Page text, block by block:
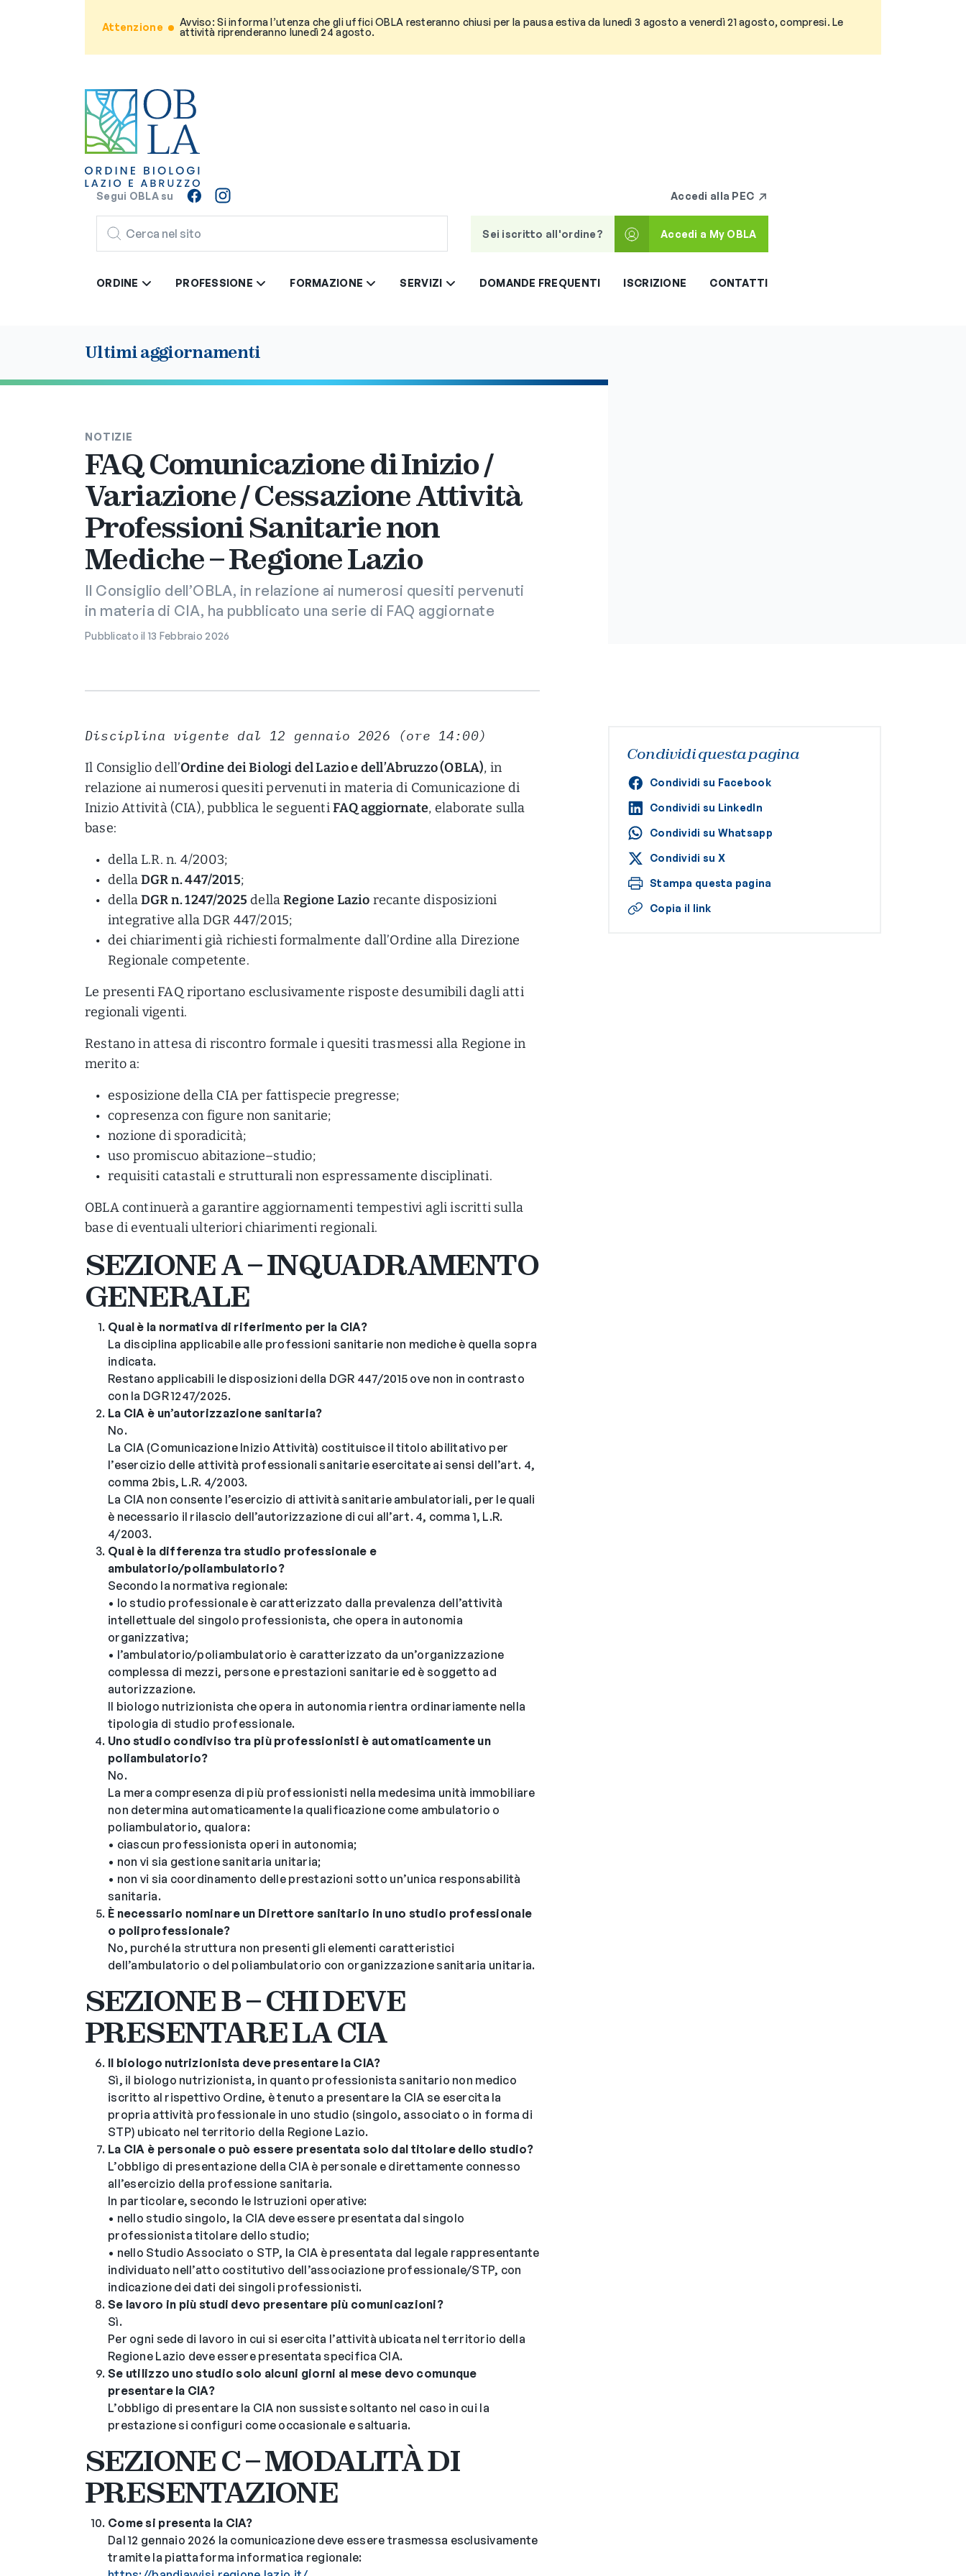
Attenzione
Avviso: Si informa l’utenza che gli uffici OBLA resteranno chiusi per la pausa estiva da lunedì 3 agosto a venerdì 21 agosto, compresi. Le
attività riprenderanno lunedì 24 agosto.
Segui OBLA su Accedi alla PEC
CERCA
Sei iscritto all'ordine?
Accedi a My OBLA
ORDINE PROFESSIONE FORMAZIONE SERVIZI DOMANDE FREQUENTI ISCRIZIONE CONTATTI
Ultimi aggiornamenti
NOTIZIE
FAQ Comunicazione di Inizio /
Variazione / Cessazione Attività
Professioni Sanitarie non
Mediche – Regione Lazio
Il Consiglio dell’OBLA, in relazione ai numerosi quesiti pervenuti
in materia di CIA, ha pubblicato una serie di FAQ aggiornate
Pubblicato il 13 Febbraio 2026
Disciplina vigente dal 12 gennaio 2026 (ore 14:00)
Il Consiglio dell’Ordine dei Biologi del Lazio e dell’Abruzzo (OBLA), in
relazione ai numerosi quesiti pervenuti in materia di Comunicazione di
Inizio Attività (CIA), pubblica le seguentiFAQ aggiornate, elaborate sulla
base:
della L.R. n. 4/2003;
dellaDGR n. 447/2015;
dellaDGR n. 1247/2025 dellaRegione Lazio recante disposizioni
integrative alla DGR 447/2015;
dei chiarimenti già richiesti formalmente dall’Ordine alla Direzione
Regionale competente.
Le presenti FAQ riportano esclusivamente risposte desumibili dagli atti
regionali vigenti.
Restano in attesa di riscontro formale i quesiti trasmessi alla Regione in
merito a:
esposizione della CIA per fattispecie pregresse;
copresenza con figure non sanitarie;
nozione di sporadicità;
uso promiscuo abitazione–studio;
requisiti catastali e strutturali non espressamente disciplinati.
OBLA continuerà a garantire aggiornamenti tempestivi agli iscritti sulla
base di eventuali ulteriori chiarimenti regionali.
SEZIONE A – INQUADRAMENTO
GENERALE
Qual è la normativa di riferimento per la CIA?
La disciplina applicabile alle professioni sanitarie non mediche è quella sopra
indicata.
Restano applicabili le disposizioni della DGR 447/2015 ove non in contrasto
con la DGR 1247/2025.
La CIA è un’autorizzazione sanitaria?
No.
La CIA (Comunicazione Inizio Attività) costituisce il titolo abilitativo per
l’esercizio delle attività professionali sanitarie esercitate ai sensi dell’art. 4,
comma 2bis, L.R. 4/2003.
La CIA non consente l’esercizio di attività sanitarie ambulatoriali, per le quali
è necessario il rilascio dell’autorizzazione di cui all’art. 4, comma 1, L.R.
4/2003.
Qual è la differenza tra studio professionale e
ambulatorio/poliambulatorio?
Secondo la normativa regionale:
• lo studio professionale è caratterizzato dalla prevalenza dell’attività
intellettuale del singolo professionista, che opera in autonomia
organizzativa;
• l’ambulatorio/poliambulatorio è caratterizzato da un’organizzazione
complessa di mezzi, persone e prestazioni sanitarie ed è soggetto ad
autorizzazione.
Il biologo nutrizionista che opera in autonomia rientra ordinariamente nella
tipologia di studio professionale.
Uno studio condiviso tra più professionisti è automaticamente un
poliambulatorio?
No.
La mera compresenza di più professionisti nella medesima unità immobiliare
non determina automaticamente la qualificazione come ambulatorio o
poliambulatorio, qualora:
• ciascun professionista operi in autonomia;
• non vi sia gestione sanitaria unitaria;
• non vi sia coordinamento delle prestazioni sotto un’unica responsabilità
sanitaria.
È necessario nominare un Direttore sanitario in uno studio professionale
o poliprofessionale?
No, purché la struttura non presenti gli elementi caratteristici
dell’ambulatorio o del poliambulatorio con organizzazione sanitaria unitaria.
SEZIONE B – CHI DEVE
PRESENTARE LA CIA
Il biologo nutrizionista deve presentare la CIA?
Sì, il biologo nutrizionista, in quanto professionista sanitario non medico
iscritto al rispettivo Ordine, è tenuto a presentare la CIA se esercita la
propria attività professionale in uno studio (singolo, associato o in forma di
STP) ubicato nel territorio della Regione Lazio.
La CIA è personale o può essere presentata solo dal titolare dello studio?
L’obbligo di presentazione della CIA è personale e direttamente connesso
all’esercizio della professione sanitaria.
In particolare, secondo le Istruzioni operative:
• nello studio singolo, la CIA deve essere presentata dal singolo
professionista titolare dello studio;
• nello Studio Associato o STP, la CIA è presentata dal legale rappresentante
individuato nell’atto costitutivo dell’associazione professionale/STP, con
indicazione dei dati dei singoli professionisti.
Se lavoro in più studi devo presentare più comunicazioni?
Sì.
Per ogni sede di lavoro in cui si esercita l’attività ubicata nel territorio della
Regione Lazio deve essere presentata specifica CIA.
Se utilizzo uno studio solo alcuni giorni al mese devo comunque
presentare la CIA?
L’obbligo di presentare la CIA non sussiste soltanto nel caso in cui la
prestazione si configuri come occasionale e saltuaria.
SEZIONE C – MODALITÀ DI
PRESENTAZIONE
Come si presenta la CIA?
Dal 12 gennaio 2026 la comunicazione deve essere trasmessa esclusivamente
tramite la piattaforma informatica regionale:
Condividi questa pagina
Condividi su Facebook
Condividi su LinkedIn
Condividi su Whatsapp
Condividi su X
Stampa questa pagina
Copia il link